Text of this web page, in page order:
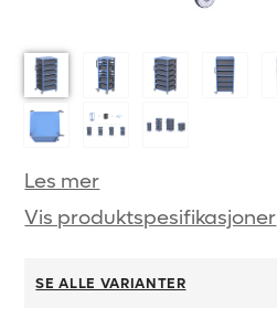
Les mer
Vis produktspesifikasjoner
SE ALLE VARIANTER